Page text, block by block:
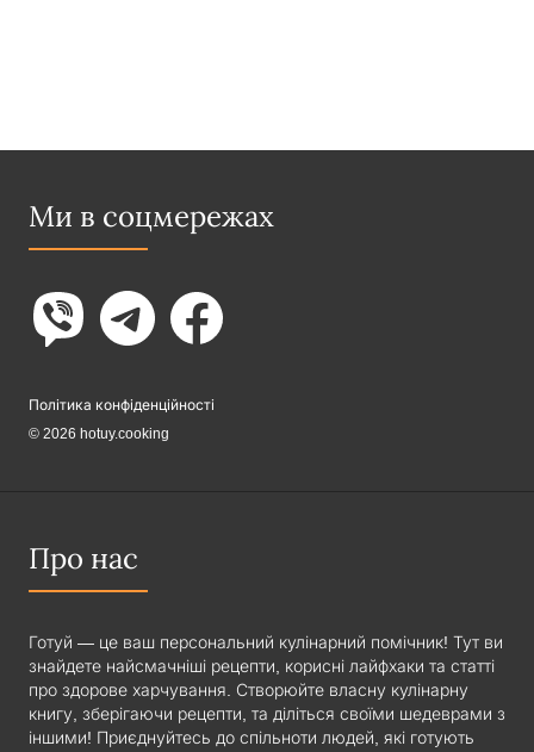
Ми в соцмережах
Політика конфіденційності
© 2026 hotuy.cooking
Про нас
Готуй — це ваш персональний кулінарний помічник! Тут ви
знайдете найсмачніші рецепти, корисні лайфхаки та статті
про здорове харчування. Створюйте власну кулінарну
книгу, зберігаючи рецепти, та діліться своїми шедеврами з
іншими! Приєднуйтесь до спільноти людей, які готують